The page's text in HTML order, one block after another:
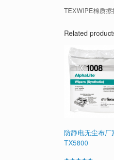
TEXWIPE棉质擦
Related
防静电无尘布厂
TX5800